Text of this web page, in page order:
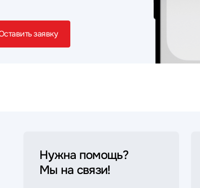
заявку
Нужна помощь?
Мы на связи!